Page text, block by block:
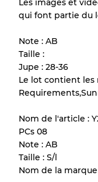
Tous les
de chaque
Il y a une
en raison
Notre
Qualité A
Les images et
qui font partie du
Note : AB
Taille :
Jupe : 28-36
Le lot contient les
Nom de l'article :
PCs 08
Note : AB
Taille : S/l
Nom de la